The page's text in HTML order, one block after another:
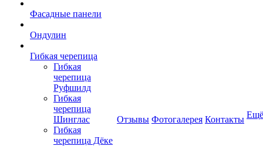
Фасадные панели
Ондулин
Гибкая черепица
Гибкая
черепица
Руфшилд
Гибкая
черепица
Шинглас
Гибкая
черепица Дёке
Отзывы Фотогалерея Контакты Ещё